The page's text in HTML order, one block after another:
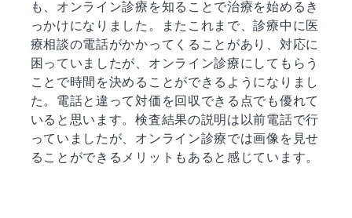
も、オンライン診療を知ることで治療を始めるき
っかけになりました。またこれまで、診療中に医
療相談の電話がかかってくることがあり、対応に
困っていましたが、オンライン診療にしてもらう
ことで時間を決めることができるようになりまし
た。電話と違って対価を回収できる点でも優れて
いると思います。検査結果の説明は以前電話で行
っていましたが、オンライン診療では画像を見せ
ることができるメリットもあると感じています。